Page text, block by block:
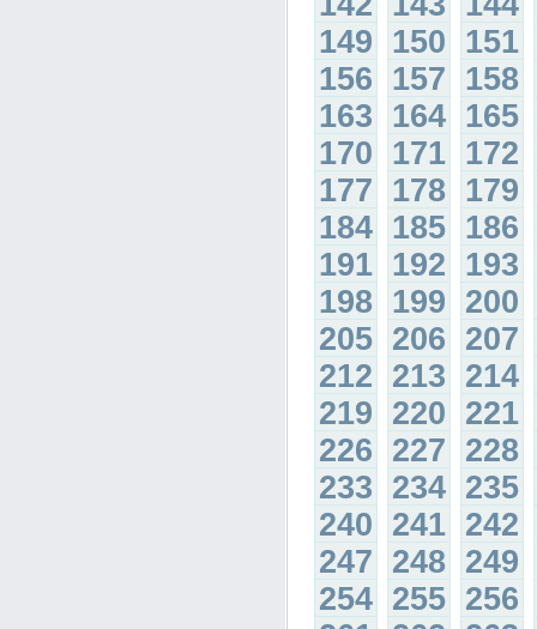
149 150 151
156 157 158
163 164 165
170 171 172
177 178 179
184 185 186
191 192 193
198 199 200
205 206 207
212 213 214
219 220 221
226 227 228
233 234 235
240 241 242
247 248 249
254 255 256